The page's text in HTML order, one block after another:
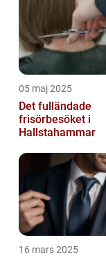
05 maj 2025
Det fulländade
frisörbesöket i
Hallstahammar
16 mars 2025